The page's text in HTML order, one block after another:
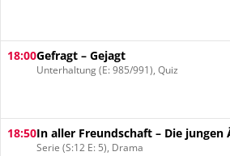
18:00Gefragt – Gejagt
Unterhaltung (E: 985/991), Quiz
18:50In aller Freundschaft – Die jungen
Serie (S:12 E: 5), Drama